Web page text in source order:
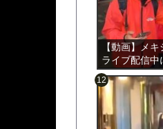
【動画】メ
ライブ配信中